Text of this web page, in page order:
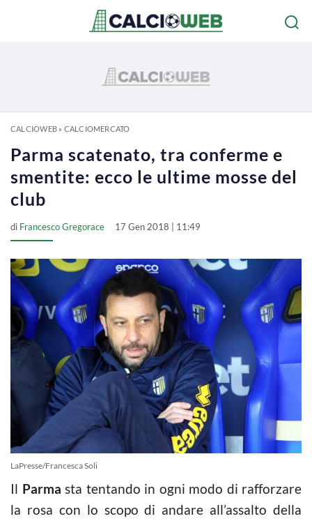
CALCIOWEB» CALCIOMERCATO
Parma scatenato, tra conferme e
smentite: ecco le ultime mosse del
club
di Francesco Gregorace 17 Gen 2018 | 11:49
LaPresse/Francesca Soli
Il Parma sta tentando in ogni modo di rafforzare
la rosa con lo scopo di andare all’assalto della